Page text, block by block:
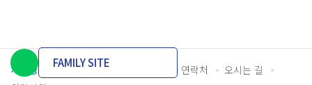
개인정보처리방침 이용약관 담당자 연락처
오시는 길
FAMILY SITE